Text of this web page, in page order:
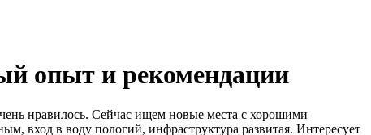
опыт и рекомендации
нравилось. Сейчас ищем новые места с хорошими
вход в воду пологий, инфраструктура развитая. Интересует